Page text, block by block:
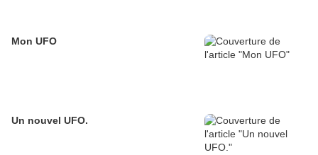
Mon UFO
Un nouvel UFO.